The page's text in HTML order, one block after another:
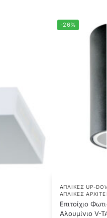
-26%
ΑΠΛΊΚΕΣ UP-
ΑΠΛΊΚΕΣ
Επιτοίχιο
Αλουμίνιο V-